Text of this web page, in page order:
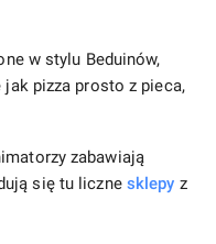
w stylu Beduinów,
jak pizza prosto z pieca,
zabawiają
się tu liczne sklepy z